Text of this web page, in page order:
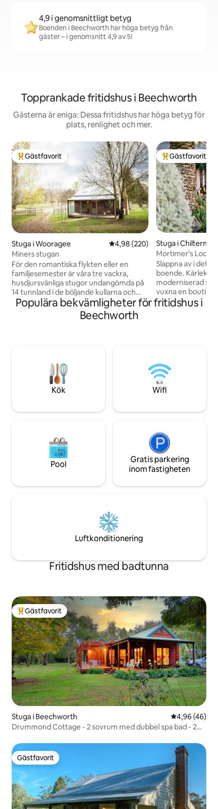
4,9 i genomsnittligt betyg
Boenden i Beechworth har höga betyg från
gäster – i genomsnitt 4,9 av 5!
Topprankade fritidshus i Beechworth
Gästerna är eniga: Dessa fritidshus har höga betyg för
plats, renlighet och mer.
Populär gästfavorit
Gästfavorit
Stuga i Wooragee 4,98 av 5 i genomsnittligt
4,98 (220)
Miners stugan
För den romantiska flykten eller en
familjesemester är våra tre vackra,
husdjursvänliga stugor undangömda på
14 tunnland i de böljande kullarna och
milda sluttningarna av Wooragee Valley.
Colby Cottages ligger inbäddat mellan
de historiska städerna Yackandandah
möjliga av de lokala vingårdarna,
pittoreska vandringar och många
utomhusaktiviteter - vilket ger dig
avskildhet och komfort i en lantlig miljö
Populär
Gästfavorit
Stuga i Chiltern
Mortimer's
modern touch.
Slappna av i detta
boende.
moderniserad
vuxna en
avkopplande
från Chiltern by
minuter bort.
njut sedan av ett
på verandan eller
Populära bekvämligheter för fritidshus i
Beechworth
Kök Wifi
Pool
Gratis parkering
inom fastigheten
Luftkonditionering
Fritidshus med badtunna
Populär gästfavorit
Gästfavorit
Stuga i Beechworth 4,96 av 5 i
4,96 (46)
Drummond Cottage - 2 sovrum med dubbel spa bad - 2
Gästfavorit
Gästfavorit